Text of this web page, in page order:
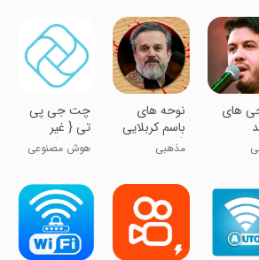
های
نوحه های
باسم کربلایی
( الحاج باسم
الکربلائی )
مذهبی
چت جی پی
تی { غیر
رسمی }
هوش مصنوعی